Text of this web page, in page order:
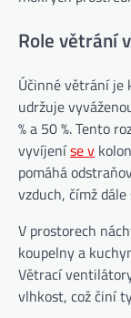
Role větrání
Účinné větrání je
udržuje
% a 50 %. Tento
vyvíjeníse v
pomáhá
vzduch, čímž
V prostorech
koupelny a
Větrací
vlhkost, což činí